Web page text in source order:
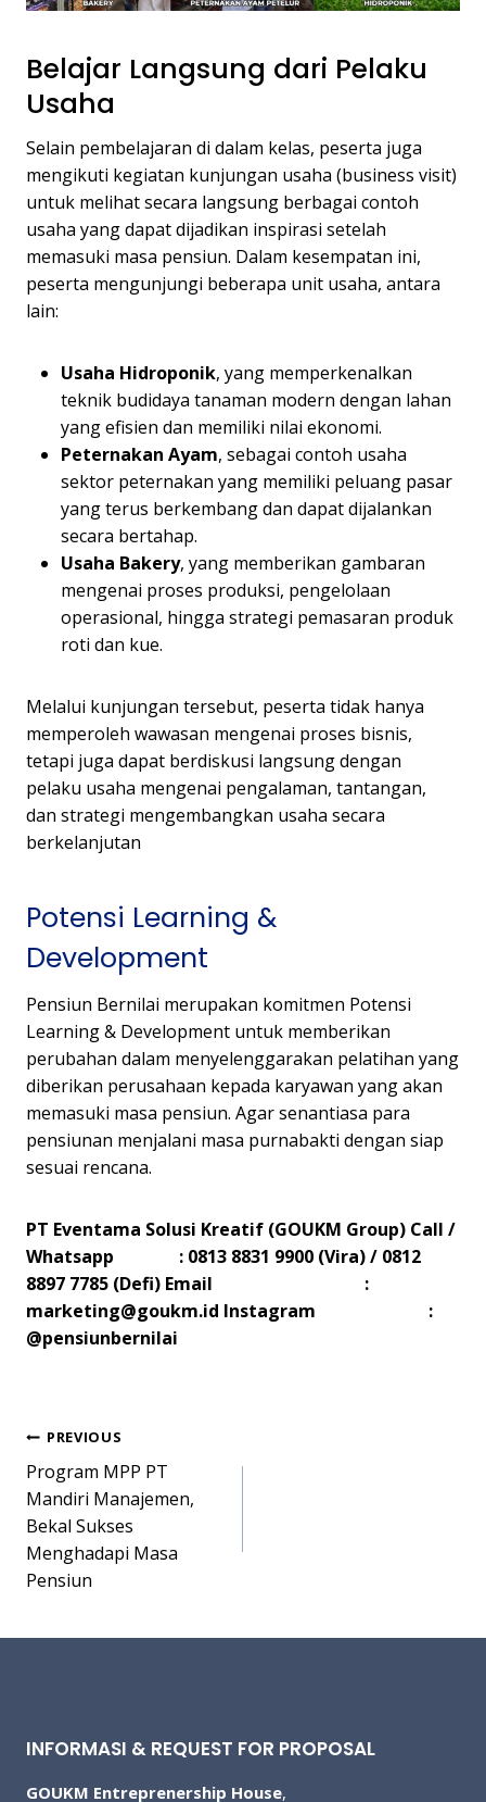
Belajar Langsung dari Pelaku
Usaha
Selain pembelajaran di dalam kelas, peserta juga
mengikuti kegiatan kunjungan usaha (business visit)
untuk melihat secara langsung berbagai contoh
usaha yang dapat dijadikan inspirasi setelah
memasuki masa pensiun. Dalam kesempatan ini,
peserta mengunjungi beberapa unit usaha, antara
lain:
Usaha Hidroponik, yang memperkenalkan
teknik budidaya tanaman modern dengan lahan
yang efisien dan memiliki nilai ekonomi.
Peternakan Ayam, sebagai contoh usaha
sektor peternakan yang memiliki peluang pasar
yang terus berkembang dan dapat dijalankan
secara bertahap.
Usaha Bakery, yang memberikan gambaran
mengenai proses produksi, pengelolaan
operasional, hingga strategi pemasaran produk
roti dan kue.
Melalui kunjungan tersebut, peserta tidak hanya
memperoleh wawasan mengenai proses bisnis,
tetapi juga dapat berdiskusi langsung dengan
pelaku usaha mengenai pengalaman, tantangan,
dan strategi mengembangkan usaha secara
berkelanjutan
Potensi Learning &
Development
Pensiun Bernilai merupakan komitmen Potensi
Learning & Development untuk memberikan
perubahan dalam menyelenggarakan pelatihan yang
diberikan perusahaan kepada karyawan yang akan
memasuki masa pensiun. Agar senantiasa para
pensiunan menjalani masa purnabakti dengan siap
sesuai rencana.
PT Eventama Solusi Kreatif (GOUKM Group) Call /
Whatsapp : 0813 8831 9900 (Vira) / 0812
8897 7785 (Defi) Email :
marketing@goukm.id Instagram :
@pensiunbernilai
Post
navigation
PREVIOUS
Program MPP PT
Mandiri Manajemen,
Bekal Sukses
Menghadapi Masa
Pensiun
INFORMASI & REQUEST FOR PROPOSAL
GOUKM Entreprenership House,